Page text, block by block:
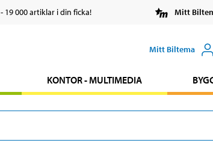
- 19 000 artiklar i din ficka! Mitt
Mitt Biltema
KONTOR - MULTIMEDIA